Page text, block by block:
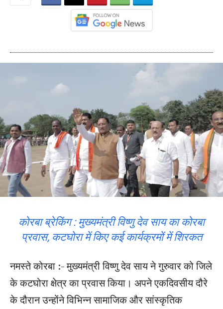
कोरबा ब्रेकिंग : मुख्यमंत्री विष्णु देव साय का कोरबा
प्रवास, कटघोरा में किए कई कार्यक्रमों में शिरकत
नमस्ते कोरबा :- मुख्यमंत्री विष्णु देव साय ने गुरुवार को जिले
के कटघोरा क्षेत्र का प्रवास किया। अपने एकदिवसीय दौरे
के दौरान उन्होंने विभिन्न सामाजिक और सांस्कृतिक